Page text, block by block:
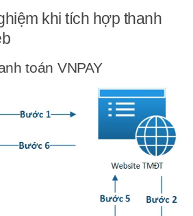
khi tích hợp thanh
toán VNPAY